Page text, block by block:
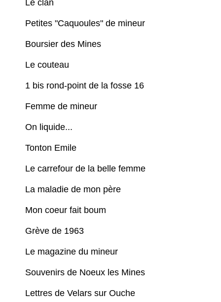
Le clan
Petites "Caquoules" de mineur
Boursier des Mines
Le couteau
1 bis rond-point de la fosse 16
Femme de mineur
On liquide...
Tonton Emile
Le carrefour de la belle femme
La maladie de mon père
Mon coeur fait boum
Grève de 1963
Le magazine du mineur
Souvenirs de Noeux les Mines
Lettres de Velars sur Ouche